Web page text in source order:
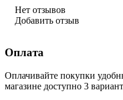
Нет отзывов
Добавить отзыв
Оплата
Оплачивайте покупки
магазине доступно 3